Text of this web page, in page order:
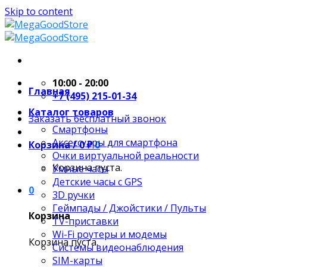
Skip to content
10:00 - 20:00
+7 (495) 215-01-34
Заказать бесплатный звонок
Корзина /0₽0
Корзина пуста.
0
Корзина
Корзина пуста.
Главная
Каталог товаров
Смартфоны
Аксессуары для смартфона
Очки виртуальной реальности
Умные часы
Детские часы с GPS
3D ручки
Геймпады / Джойстики / Пульты
TV-приставки
Wi-Fi роутеры и модемы
Системы видеонаблюдения
SIM-карты